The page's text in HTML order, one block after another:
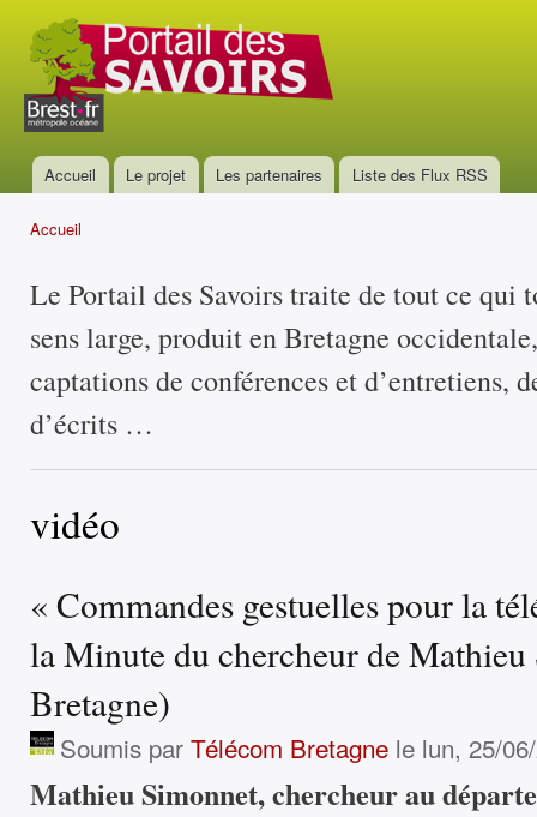
Portail
des
savoirs
Menu principal
Accueil Le projet Les partenaires Liste des Flux RSS
Accueil
Le Portail des Savoirs traite de tout ce qui
sens large, produit en Bretagne
captations de conférences et d’entretiens,
d’écrits …
vidéo
« Commandes gestuelles pour la
la Minute du chercheur de
Bretagne)
Soumis par Télécom Bretagne le lun, 25/
Mathieu Simonnet, chercheur au